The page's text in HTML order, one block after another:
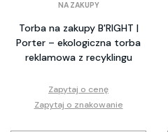
NA ZAKUPY
Torba na zakupy B'RIGHT |
Porter – ekologiczna torba
reklamowa z recyklingu
Zapytaj o cenę
Zapytaj o znakowanie